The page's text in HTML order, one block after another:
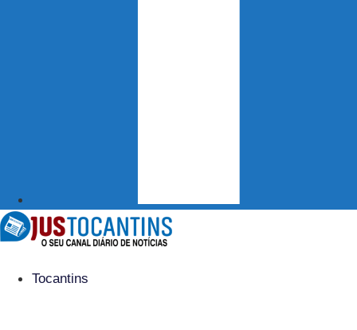
Tocantins